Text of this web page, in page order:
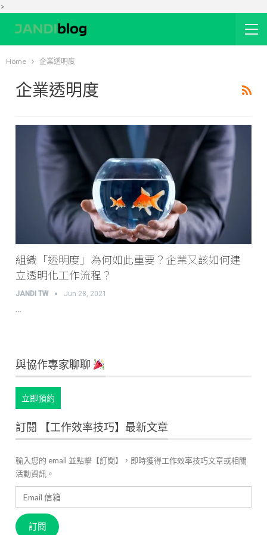
>
Home 企業透明度
企業透明度
組織「透明度」為何如此重要？企業又該如何建
立透明化工作流程？
JANDI TW Jun 28, 2021
…
與協作專家聊聊
立即預約
訂閱 【工作效率技巧】最新文章
輸入您的 email 並點擊【訂閱】，即時獲得工作效率技巧文章或相關
活動資訊。
Email
信
箱
訂閱